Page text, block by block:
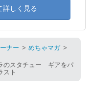
詳しく見る
ナー
めちゃマガ
のスタチュー ギアをパ
スト